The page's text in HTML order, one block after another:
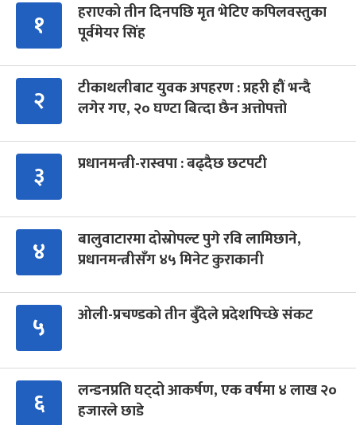
१
हराएको तीन दिनपछि मृत भेटिए कपिलवस्तुका
पूर्वमेयर सिंह
२
टीकाथलीबाट युवक अपहरण : प्रहरी हौं भन्दै
लगेर गए, २० घण्टा बित्दा छैन अत्तोपत्तो
३ प्रधानमन्त्री-रास्वपा : बढ्दैछ छटपटी
४
बालुवाटारमा दोस्रोपल्ट पुगे रवि लामिछाने,
प्रधानमन्त्रीसँग ४५ मिनेट कुराकानी
५ ओली-प्रचण्डको तीन बुँदेले प्रदेशपिच्छे संकट
६
लन्डनप्रति घट्दो आकर्षण, एक वर्षमा ४ लाख २०
हजारले छाडे